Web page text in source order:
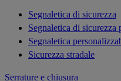
Segnaletica di sicurezza
Segnaletica di
Segnaletica
Sicurezza stradale
Serrature e chiusura